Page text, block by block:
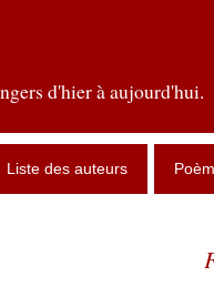
d'hier à aujourd'hui.
Liste des auteurs